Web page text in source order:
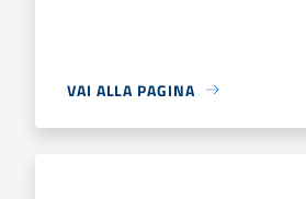
VAI ALLA PAGINA